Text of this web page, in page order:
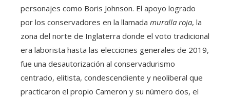
personajes como Boris Johnson. El apoyo logrado
por los conservadores en la llamada muralla roja, la
zona del norte de Inglaterra donde el voto tradicional
era laborista hasta las elecciones generales de 2019,
fue una desautorización al conservadurismo
centrado, elitista, condescendiente y neoliberal que
practicaron el propio Cameron y su número dos, el